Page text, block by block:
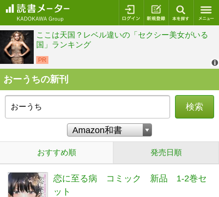
ログイン 新規登録
おーうちの新刊
検索
おすすめ順 発売日順
恋に至る病 コミック 新品 1-2巻セ
ット